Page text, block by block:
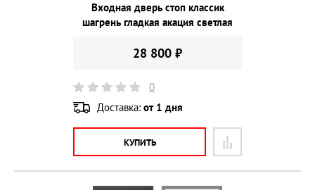
Входная дверь стоп классик
шагрень гладкая акация светлая
28 800 ₽
0
Доставка: от 1 дня
КУПИТЬ